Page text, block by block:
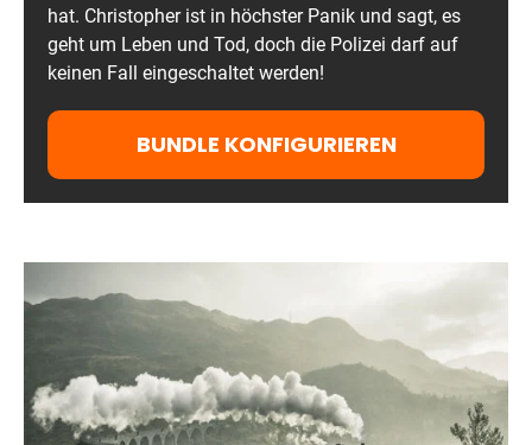
hat. Christopher ist in höchster Panik und sagt, es
geht um Leben und Tod, doch die Polizei darf auf
keinen Fall eingeschaltet werden!
BUNDLE KONFIGURIEREN